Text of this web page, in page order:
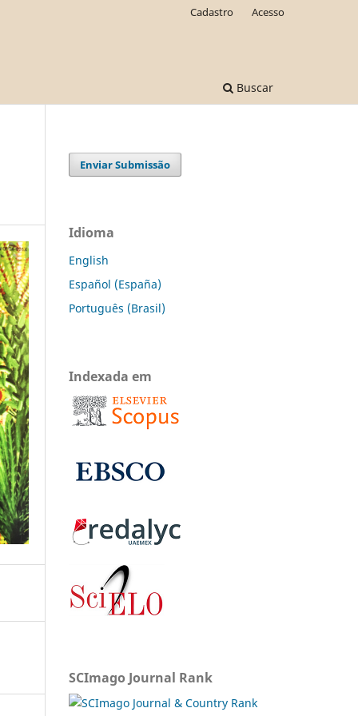
Buscar
Cadastro Acesso
Enviar Submissão
Idioma
English
Español (España)
Português (Brasil)
Indexada em
SCImago Journal Rank